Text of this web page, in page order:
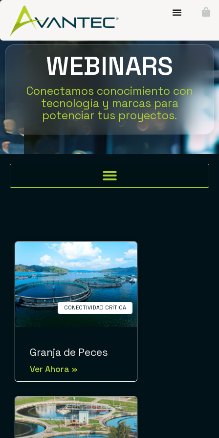
WEBINARS
Conectamos conocimiento con
tecnología y marcas para
potenciar tus proyectos.
CONECTIVIDAD CRÍTICA
Granja de Peces
Ver Ahora »